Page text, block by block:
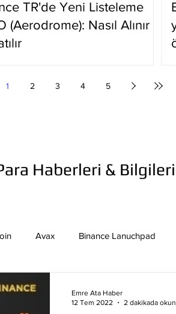
TR'de Yeni Listeleme
(Aerodrome): Nasıl Alınır
1 2 3 4 5
Haberleri & Bilgileri
Avax Binance Lanuchpad
Binance Yeni Listeleme
Emre Ata Haber
12 Tem 2022
2 dakikada